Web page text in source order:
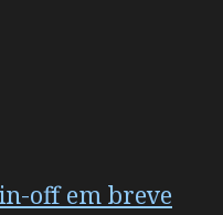
off em breve